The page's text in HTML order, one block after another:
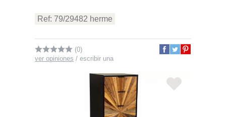
Ref: 79/29482 herme
(0)
ver opiniones / escribir una